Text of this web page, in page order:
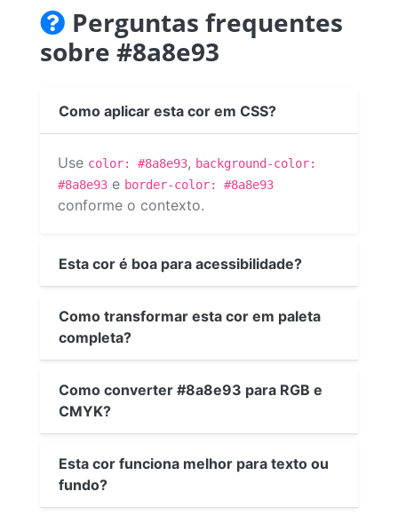
Perguntas frequentes
sobre #8a8e93
Como aplicar esta cor em CSS?
Use color: #8a8e93, background-color:
#8a8e93 e border-color: #8a8e93
conforme o contexto.
Esta cor é boa para acessibilidade?
Como transformar esta cor em paleta
completa?
Como converter #8a8e93 para RGB e
CMYK?
Esta cor funciona melhor para texto ou
fundo?